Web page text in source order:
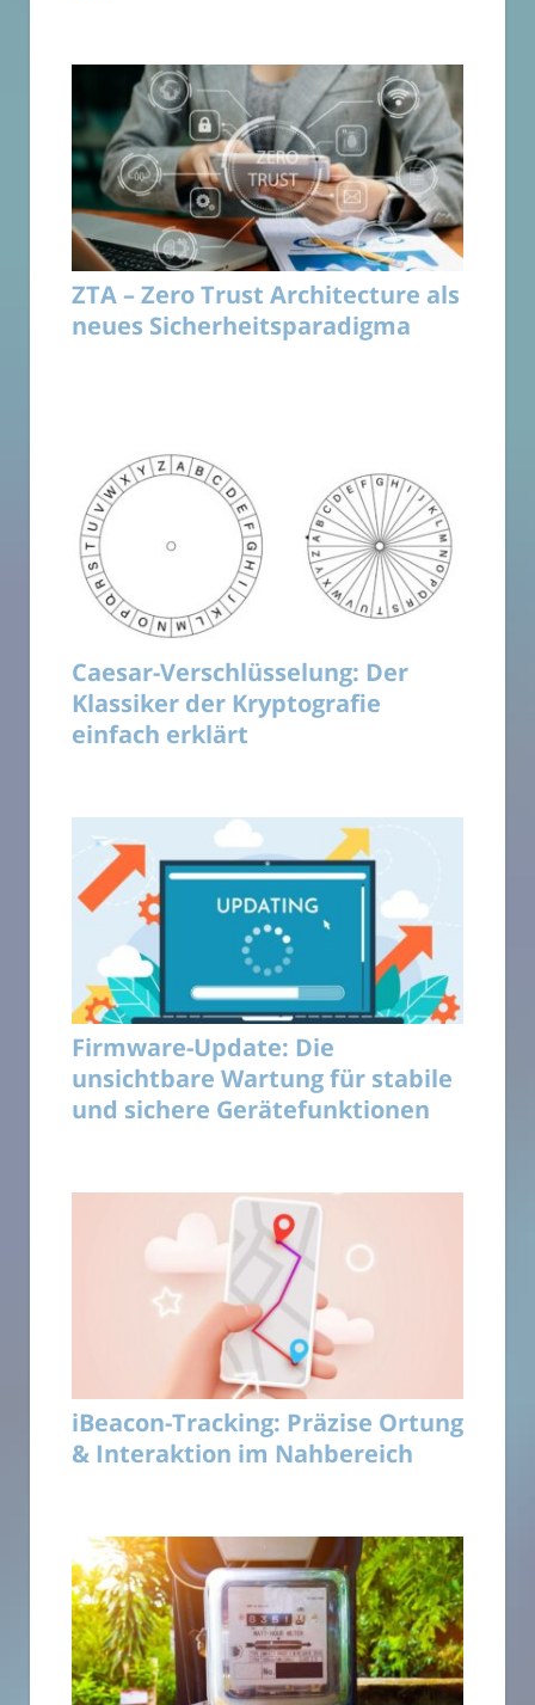
ZTA – Zero Trust Architecture als
neues Sicherheitsparadigma
Caesar-Verschlüsselung: Der
Klassiker der Kryptografie
einfach erklärt
Firmware-Update: Die
unsichtbare Wartung für stabile
und sichere Gerätefunktionen
iBeacon-Tracking: Präzise Ortung
& Interaktion im Nahbereich